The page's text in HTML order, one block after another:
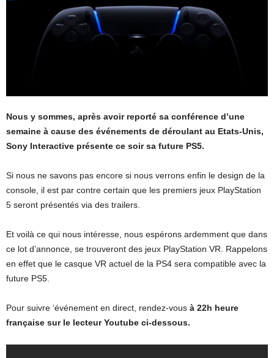
Nous y sommes, après avoir reporté sa conférence d’une
semaine à cause des événements de déroulant au Etats-Unis,
Sony Interactive présente ce soir sa future PS5.
Si nous ne savons pas encore si nous verrons enfin le design de la
console, il est par contre certain que les premiers jeux PlayStation
5 seront présentés via des trailers.
Et voilà ce qui nous intéresse, nous espérons ardemment que dans
ce lot d’annonce, se trouveront des jeux PlayStation VR. Rappelons
en effet que le casque VR actuel de la PS4 sera compatible avec la
future PS5.
Pour suivre ‘événement en direct, rendez-vous à 22h heure
française sur le lecteur Youtube ci-dessous.